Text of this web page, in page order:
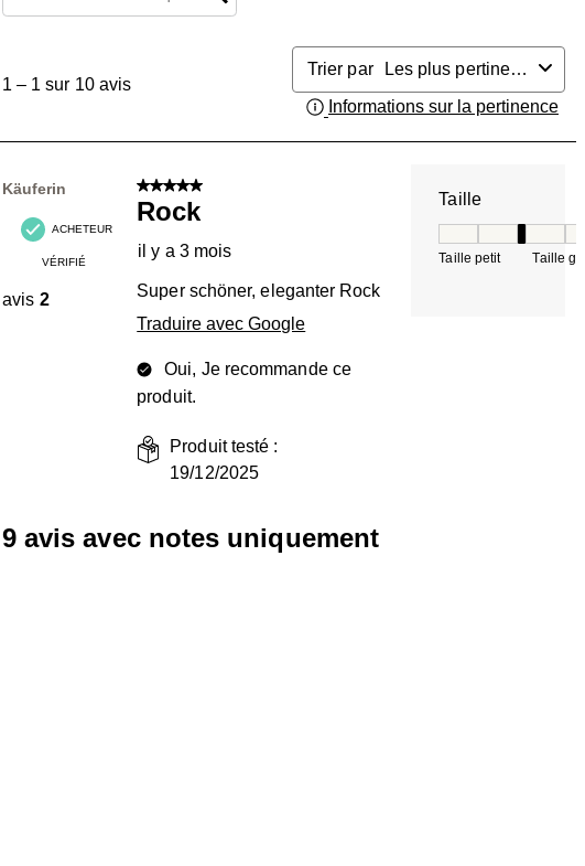
avis.
1 – 1 sur 10 avis
Trier par
Les plus pertinents
Informations sur la pertinence
Käuferin
ACHETEUR
VÉRIFIÉ
avis 2
5 sur 5 étoiles.
Rock
il y a 3 mois
Super schöner, eleganter Rock
Traduire avec Google
Oui, Je recommande ce
produit.
Produit testé :
19/12/2025
Taille
Taille petit Taille
9 avis avec notes uniquement